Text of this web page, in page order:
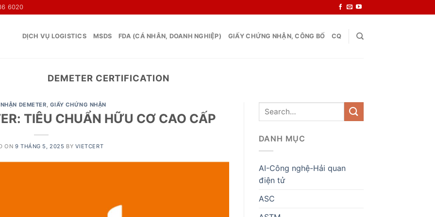
6020
DỊCH VỤ LOGISTICS MSDS FDA (CÁ NHÂN, DOANH NGHIỆP) GIẤY CHỨNG NHẬN, CÔNG BỐ CQ
DEMETER CERTIFICATION
DEMETER, GIẤY CHỨNG NHẬN
TIÊU CHUẨN HỮU CƠ CAO CẤP
ON 9 THÁNG 5, 2025 BY VIETCERT
DANH MỤC
AI-Công nghệ-Hải quan
điện tử
ASC